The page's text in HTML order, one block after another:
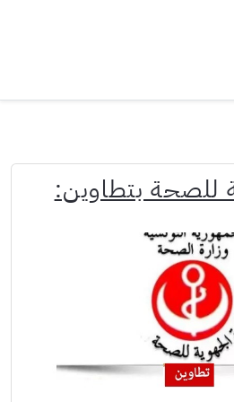
للصحة بتطاوين: